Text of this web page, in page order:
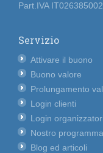
Part.IVA
Servizio
Attivare il buono
Buono valore
Prolungamento
Login clienti
Login organizzatori
Nostro
Blog ed articoli